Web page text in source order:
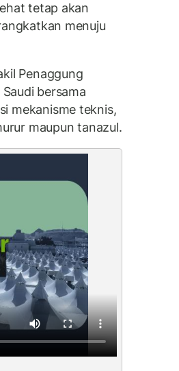
tetap akan
menuju
Penaggung
bersama
mekanisme teknis,
maupun tanazul.